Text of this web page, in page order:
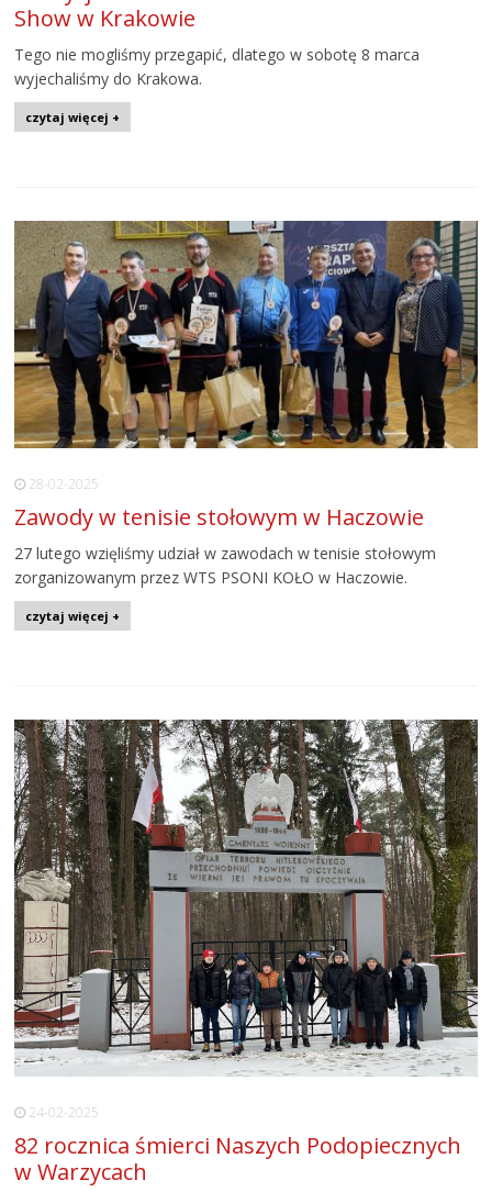
Show w Krakowie
Tego nie mogliśmy przegapić, dlatego w sobotę 8 marca
wyjechaliśmy do Krakowa.
czytaj więcej +
28-02-2025
Zawody w tenisie stołowym w Haczowie
27 lutego wzięliśmy udział w zawodach w tenisie stołowym
zorganizowanym przez WTS PSONI KOŁO w Haczowie.
czytaj więcej +
24-02-2025
82 rocznica śmierci Naszych Podopiecznych
w Warzycach